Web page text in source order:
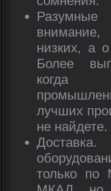
низких, а
Более
когда
лучших
не найдете.
Доставка.
только по